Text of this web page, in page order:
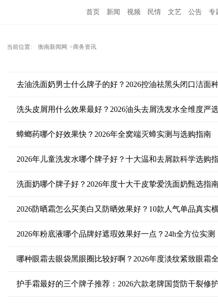
首页 新闻 视频 民情 文艺 公告 专
当前位置: 衡南新闻网 >商务资讯
去油洗面奶男士什么牌子的好？2026控油祛黑头闭口洁面
洗头皮屑用什么效果最好？2026油头去屑洗发水全维度严
蟑螂药哪个好效果快？2026年全窝端灭蟑实测与选购指南
2026年儿童洗发水哪个牌子好？十大温和去屑款科学选购
洗面奶哪个牌子好？2026年度十大干皮挚爱洗面奶甄选指
2026防晒霜怎么买美白又防晒效果好？10款人气单品真实
2026年粉底液哪个品牌好遮瑕效果好一点？24h全方位实测
哪种眼霜去眼袋黑眼圈比较好啊？2026年度淡纹紧致眼霜
护手霜最好的三个牌子推荐：2026六款老牌国货防干裂修